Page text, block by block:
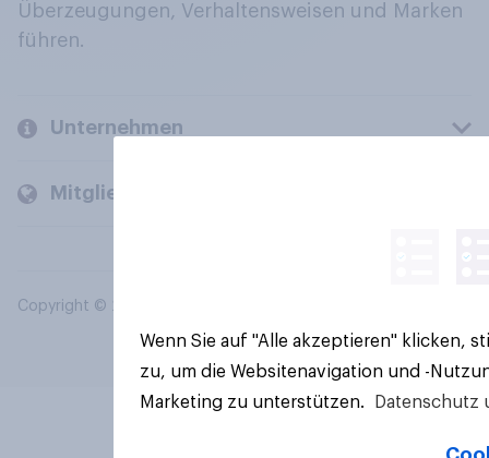
Überzeugungen, Verhaltensweisen und Marken
führen.
Unternehmen
Mitglieder und Kunden
Copyright © 2026 YouGov PLC. Alle Rechte vorbehalten.
Wenn Sie auf "Alle akzeptieren" klicken,
zu, um die Websitenavigation und -
Marketing zu unterstützen.
Datenschutz